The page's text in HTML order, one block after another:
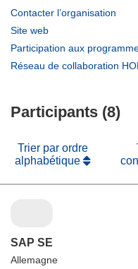
Contacter l’organisation
Site web
dans
Participation aux
Réseau de collaboration
Participants (8)
Trier par ordre
alphabétique
SAP SE
Allemagne